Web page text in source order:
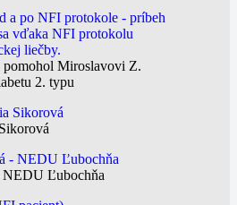
Miroslavovi Z.
2. typu
NEDU Ľubochňa